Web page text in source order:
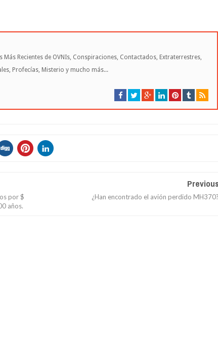
Más Recientes de OVNIs, Conspiraciones, Contactados, Extraterrestres,
Profecías, Misterio y mucho más...
por $
años.
Previous
¿Han encontrado el avión perdido MH370?